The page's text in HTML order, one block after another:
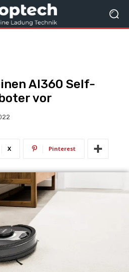
AI360 Self-
vor
X Pinterest